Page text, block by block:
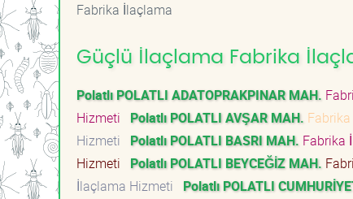
Fabrika İlaçlama
Güçlü İlaçlama Fabrika
Polatlı POLATLI ADATOPRAKPINAR MAH.
Hizmeti
Polatlı POLATLI AVŞAR MAH.
Hizmeti
Polatlı POLATLI BASRI MAH. Fabrika
Hizmeti
Polatlı POLATLI BEYCEĞİZ MAH.
İlaçlama Hizmeti
Polatlı POLATLI